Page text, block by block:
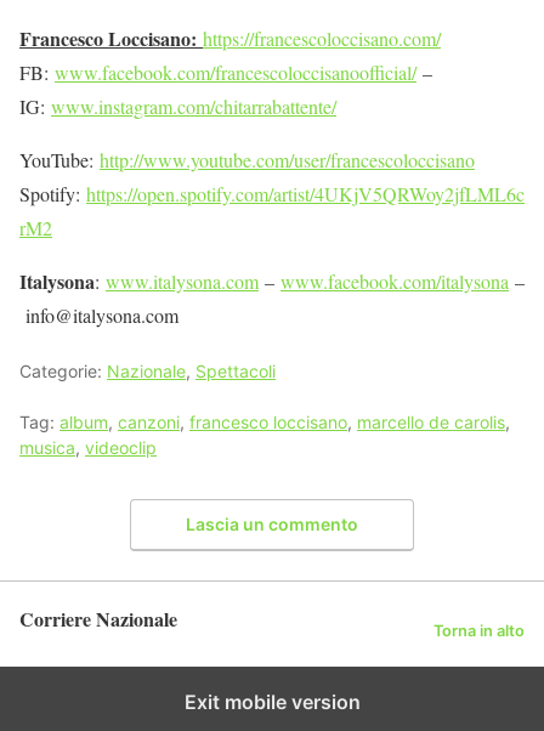
Francesco Loccisano: https://francescoloccisano.com/
FB: www.facebook.com/francescoloccisanoofficial/–
IG: www.instagram.com/chitarrabattente/
YouTube: http://www.youtube.com/user/francescoloccisano
Spotify: https://open.spotify.com/artist/4UKjV5QRWoy2jfLML6c
rM2
Italysona: www.italysona.com – www.facebook.com/italysona –
info@italysona.com
Categorie: Nazionale, Spettacoli
Tag: album, canzoni, francesco loccisano, marcello de carolis,
musica, videoclip
Lascia un commento
Corriere Nazionale Torna in alto
Exit mobile version